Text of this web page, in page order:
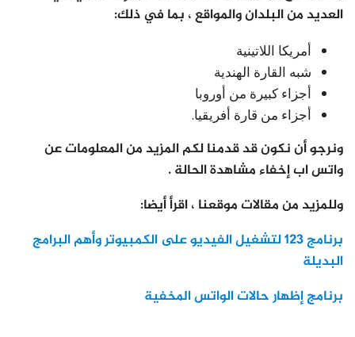
العديد من البلدان والمواقع ، بما في ذلك:
أمريكا اللاتينية
شبه القارة الهندية
أجزاء كبيرة من أوروبا
أجزاء من قارة أفريقيا.
ونرجو أن نكون قد قدمنا لكم المزيد من المعلومات عن
واتس اب إخفاء مشاهدة الحالة .
وللمزيد من مقالات موقعنا ، اقرأ أيضا:
برنامج 123 لتشغيل الفيديو على الكمبيوتر وأهم البرامج
البديلة
برنامج إظهار حالات الواتس المخفية